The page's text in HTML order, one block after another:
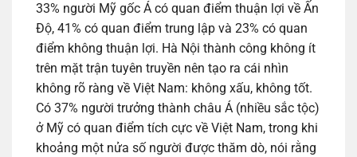
33% người Mỹ gốc Á có quan điểm thuận lợi về Ấn
Độ, 41% có quan điểm trung lập và 23% có quan
điểm không thuận lợi. Hà Nội thành công không ít
trên mặt trận tuyên truyền nên tạo ra cái nhìn
không rõ ràng về Việt Nam: không xấu, không tốt.
Có 37% người trưởng thành châu Á (nhiều sắc tộc)
ở Mỹ có quan điểm tích cực về Việt Nam, trong khi
khoảng một nửa số người được thăm dò, nói rằng